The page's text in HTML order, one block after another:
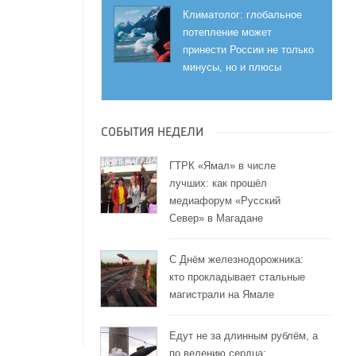
Климатолог: глобальное
потепление может
принести России не только
минусы, но и плюсы
СОБЫТИЯ НЕДЕЛИ
ГТРК «Ямал» в числе
лучших: как прошёл
медиафорум «Русский
Север» в Магадане
С Днём железнодорожника:
кто прокладывает стальные
магистрали на Ямале
Едут не за длинным рублём, а
по велению сердца: